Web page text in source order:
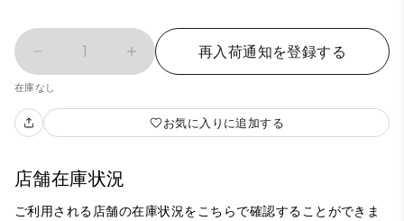
1 再入荷通知を登録する
在庫なし
お気に入りに追加する
店舗在庫状況
ご利用される店舗の在庫状況をこちらで確認することができま